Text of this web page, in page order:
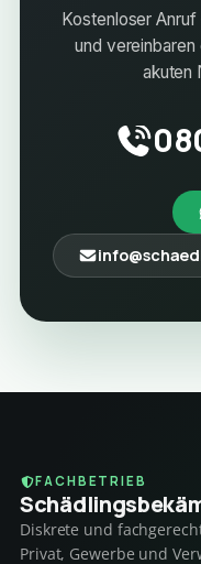
Kostenloser
und
akuten
FACHBETRIEB
Diskrete und
Privat, Gewerbe und